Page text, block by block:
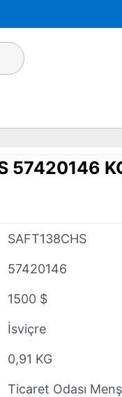
57420146
SAFT138CHS
57420146
1500 $
İsviçre
0,91 KG
Ticaret Odası